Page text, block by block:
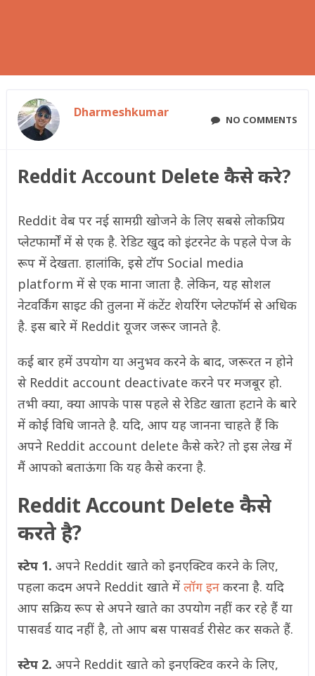
Dharmeshkumar NO COMMENTS
Reddit Account Delete कैसे करे?
Reddit वेब पर नई सामग्री खोजने के लिए सबसे लोकप्रिय
प्लेटफार्मों में से एक है. रेडिट खुद को इंटरनेट के पहले पेज के
रूप में देखता. हालांकि, इसे टॉप Social media
platform में से एक माना जाता है. लेकिन, यह सोशल
नेटवर्किंग साइट की तुलना में कंटेंट शेयरिंग प्लेटफॉर्म से अधिक
है. इस बारे में Reddit यूजर जरूर जानते है.
कई बार हमें उपयोग या अनुभव करने के बाद, जरूरत न होने
से Reddit account deactivate करने पर मजबूर हो.
तभी क्या, क्या आपके पास पहले से रेडिट खाता हटाने के बारे
में कोई विधि जानते है. यदि, आप यह जानना चाहते हैं कि
अपने Reddit account delete कैसे करे? तो इस लेख में
मैं आपको बताऊंगा कि यह कैसे करना है.
Reddit Account Delete कैसे
करते है?
स्टेप 1. अपने Reddit खाते को इनएक्टिव करने के लिए,
पहला कदम अपने Reddit खाते में लॉग इनकरना है. यदि
आप सक्रिय रूप से अपने खाते का उपयोग नहीं कर रहे हैं या
पासवर्ड याद नहीं है, तो आप बस पासवर्ड रीसेट कर सकते हैं.
स्टेप 2. अपने Reddit खाते को इनएक्टिव करने के लिए,